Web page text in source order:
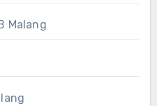
Malang